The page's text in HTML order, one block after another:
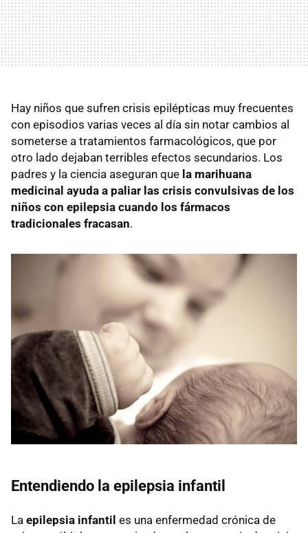
Hay niños que sufren crisis epilépticas muy frecuentes
con episodios varias veces al día sin notar cambios al
someterse a tratamientos farmacológicos, que por
otro lado dejaban terribles efectos secundarios. Los
padres y la ciencia aseguran que la marihuana
medicinal ayuda a paliar las crisis convulsivas de los
niños con epilepsia cuando los fármacos
tradicionales fracasan.
Entendiendo la epilepsia infantil
La epilepsia infantil es una enfermedad crónica de